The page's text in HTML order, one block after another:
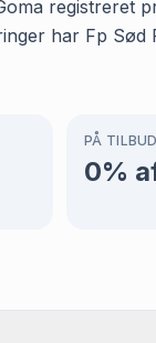
registreret
har Fp
PÅ TILBUD
0%